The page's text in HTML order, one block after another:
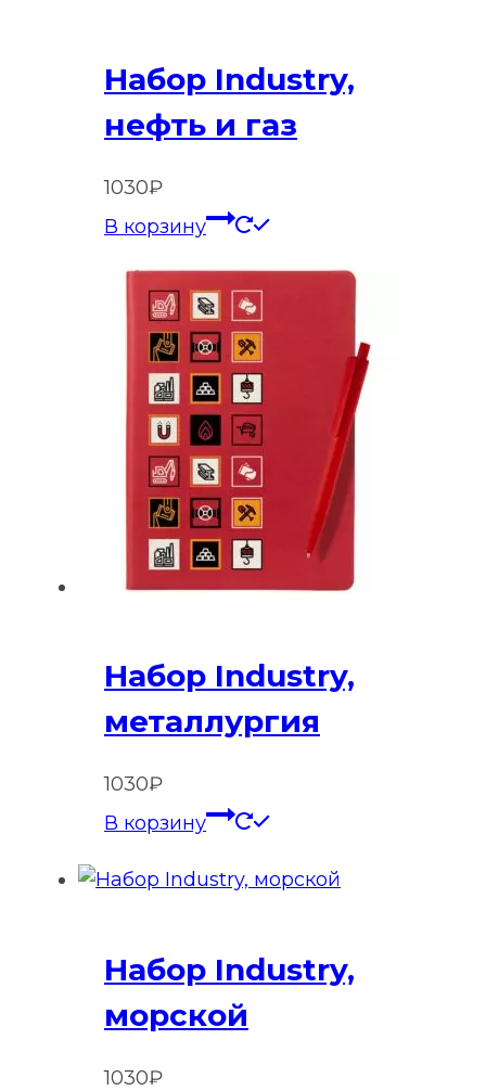
Набор Industry,
нефть и газ
1030₽
В корзину
Набор Industry,
металлургия
1030₽
В корзину
Набор Industry,
морской
1030₽